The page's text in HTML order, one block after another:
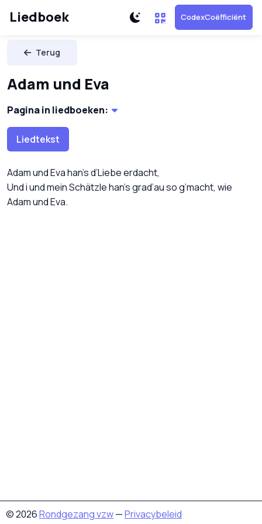
Liedboek CodexCoëfficiënt
Terug
Adam und Eva
Pagina in liedboeken:
Liedtekst
Adam und Eva han’s d’Liebe erdacht,
Und i und mein Schätzle han’s grad’au so g’macht, wie
Adam und Eva.
© 2026Rondgezang vzw—Privacybeleid